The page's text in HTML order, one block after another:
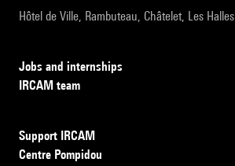
Hôtel de Ville, Rambuteau, Châtelet, Les Halles
Jobs and internships
IRCAM team
Support IRCAM
Centre Pompidou